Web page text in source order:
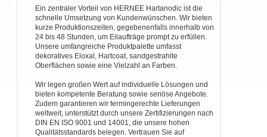
Ein zentraler Vorteil von HERNEE Hartanodic ist die
schnelle Umsetzung von Kundenwünschen. Wir bieten
kurze Produktionszeiten, gegebenenfalls innerhalb von
24 bis 48 Stunden, um Eilaufträge prompt zu erfüllen.
Unsere umfangreiche Produktpalette umfasst
dekoratives Eloxal, Hartcoat, sandgestrahlte
Oberflächen sowie eine Vielzahl an Farben.
Wir legen großen Wert auf individuelle Lösungen und
bieten kompetente Beratung sowie seriöse Angebote.
Zudem garantieren wir termingerechte Lieferungen
weltweit, unterstützt durch unsere Zertifizierungen nach
DIN EN ISO 9001 und 14001, die unsere hohen
Qualitätsstandards belegen. Vertrauen Sie auf